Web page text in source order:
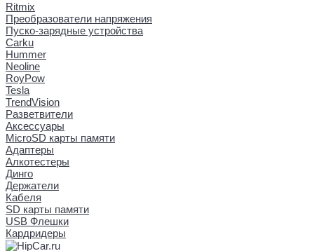
Ritmix
Преобразователи напряжения
Пуско-зарядные устройства
Carku
Hummer
Neoline
RoyPow
Tesla
TrendVision
Разветвители
Аксессуары
MicroSD карты памяти
Адаптеры
Алкотестеры
Динго
Держатели
Кабеля
SD карты памяти
USB Флешки
Кардридеры